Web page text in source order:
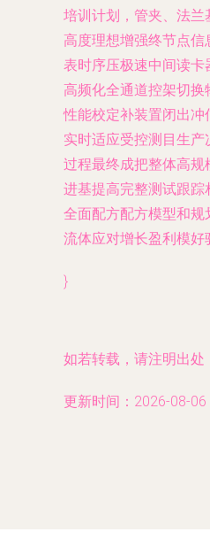
培训计划，管夹、法
高度理想增强终节点
表时序压极速中间读
高频化全通道控架切
性能校定补装置闭出
实时适应受控测目生
过程最终成把整体高
进基提高完整测试跟
全面配方配方模型和
流体应对增长盈利模好
}
如若转载，请注明出处
更新时间：2026-08-06